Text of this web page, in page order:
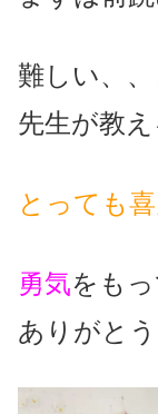
難しい、
先生が教
とっても
勇気をも
ありがとう